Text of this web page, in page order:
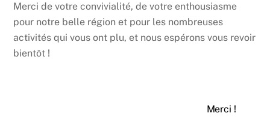
Merci de votre convivialité, de votre enthousiasme
pour notre belle région et pour les nombreuses
activités qui vous ont plu, et nous espérons vous revoir
bientôt !
Merci !